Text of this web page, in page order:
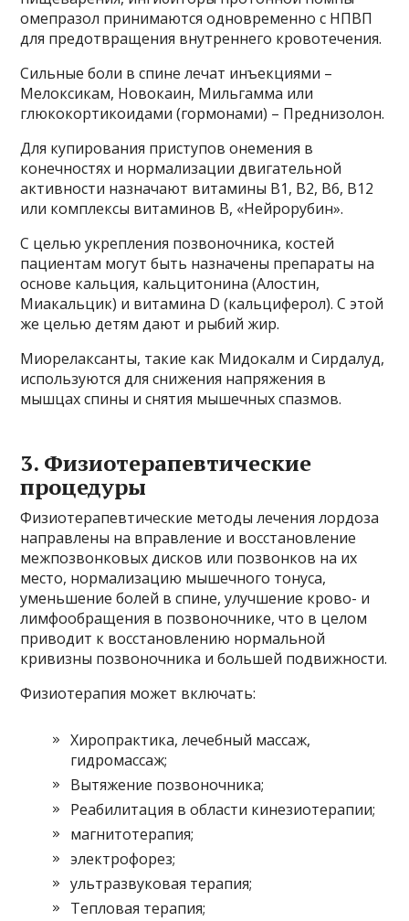
омепразол принимаются одновременно с НПВП
для предотвращения внутреннего кровотечения.
Сильные боли в спине лечат инъекциями –
Мелоксикам, Новокаин, Мильгамма или
глюкокортикоидами (гормонами) – Преднизолон.
Для купирования приступов онемения в
конечностях и нормализации двигательной
активности назначают витамины В1, В2, В6, В12
или комплексы витаминов В, «Нейрорубин».
С целью укрепления позвоночника, костей
пациентам могут быть назначены препараты на
основе кальция, кальцитонина (Алостин,
Миакальцик) и витамина D (кальциферол). С этой
же целью детям дают и рыбий жир.
Миорелаксанты, такие как Мидокалм и Сирдалуд,
используются для снижения напряжения в
мышцах спины и снятия мышечных спазмов.
3. Физиотерапевтические
процедуры
Физиотерапевтические методы лечения лордоза
направлены на вправление и восстановление
межпозвонковых дисков или позвонков на их
место, нормализацию мышечного тонуса,
уменьшение болей в спине, улучшение крово- и
лимфообращения в позвоночнике, что в целом
приводит к восстановлению нормальной
кривизны позвоночника и большей подвижности.
Физиотерапия может включать:
Хиропрактика, лечебный массаж,
гидромассаж;
Вытяжение позвоночника;
Реабилитация в области кинезиотерапии;
магнитотерапия;
электрофорез;
ультразвуковая терапия;
Тепловая терапия;